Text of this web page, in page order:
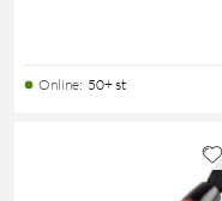
Online: 50+ st